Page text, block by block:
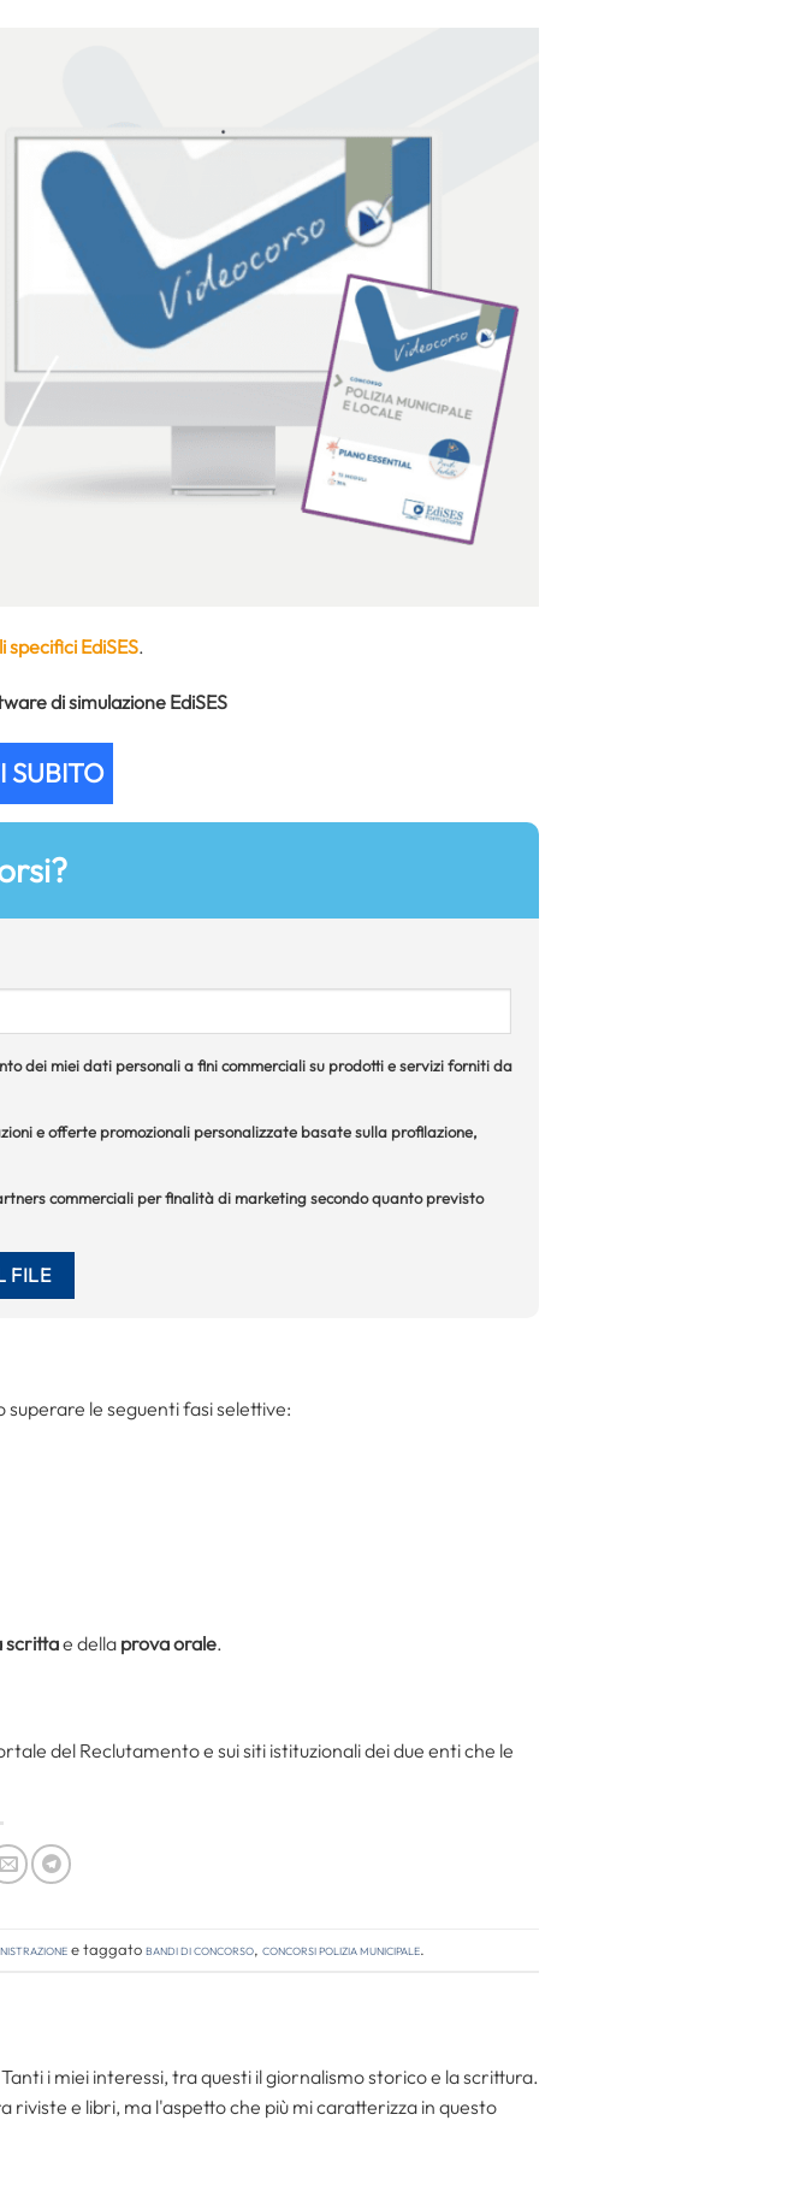
specifici EdiSES.
di simulazione EdiSES
SUBITO
dei miei dati personali a fini commerciali su prodotti e servizi forniti da
e offerte promozionali personalizzate basate sulla profilazione,
commerciali per finalità di marketing secondo quanto previsto
superare le seguenti fasi selettive:
scrittae della prova orale.
del Reclutamento e sui siti istituzionali dei due enti che le
e taggatobandi di concorso, concorsi polizia municipale.
i miei interessi, tra questi il giornalismo storico e la scrittura.
e libri, ma l'aspetto che più mi caratterizza in questo